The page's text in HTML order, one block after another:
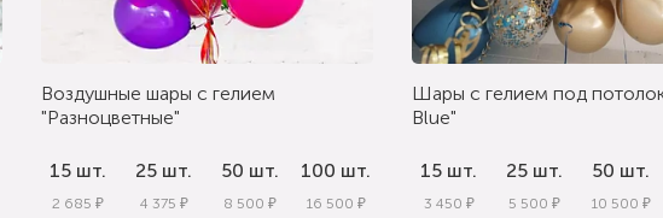
Воздушные шары с гелием
"Разноцветные"
15 шт.
2 685 ₽
25 шт.
4 375 ₽
50 шт.
8 500 ₽
100 шт.
16 500 ₽
Шары с гелием под
Blue"
15 шт.
3 450 ₽
25 шт.
5 500 ₽
50 шт.
10 500 ₽